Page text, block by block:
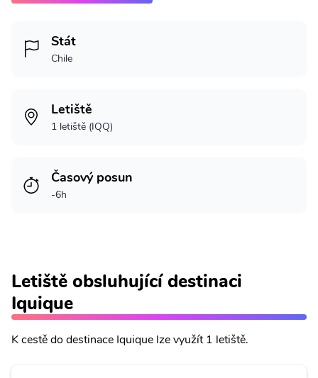
Stát
Chile
Letiště
1 letiště (IQQ)
Časový posun
-6h
Letiště obsluhující destinaci
Iquique
K cestě do destinace Iquique lze využít 1 letiště.